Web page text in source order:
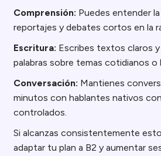
Comprensión: Puedes entender
reportajes y debates cortos en la
Escritura: Escribes textos claros
palabras sobre temas cotidianos o
Conversación: Mantienes
minutos con hablantes nativos
controlados.
Si alcanzas consistentemente
adaptar tu plan a B2 y aumentar